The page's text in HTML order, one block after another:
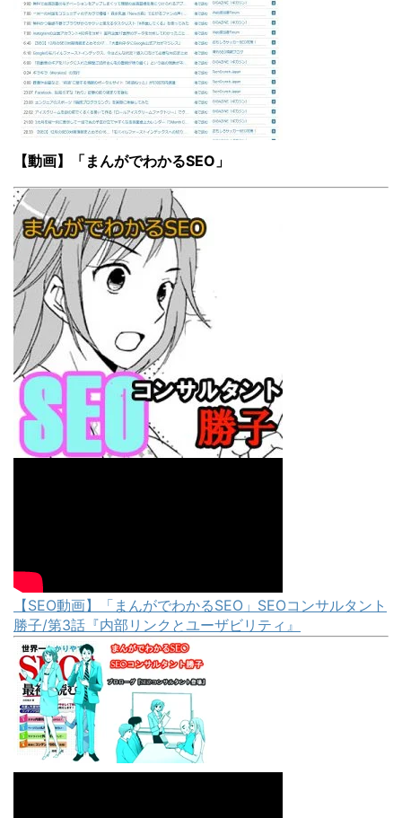
【動画】「まんがでわかるSEO」
【SEO動画】「まんがでわかるSEO」SEOコンサルタント
勝子/第3話『内部リンクとユーザビリティ』